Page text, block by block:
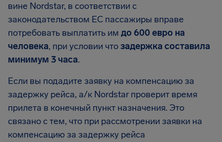
вине Nordstar, в соответствии с
законодательством ЕС пассажиры вправе
потребовать выплатить им до 600 евро на
человека, при условии чтозадержка составила
минимум 3 часа.
Если вы подадите заявку на компенсацию за
задержку рейса, а/к Nordstar проверит время
прилета в конечный пункт назначения. Это
связано с тем, что при рассмотрении заявки на
компенсацию за задержку рейса